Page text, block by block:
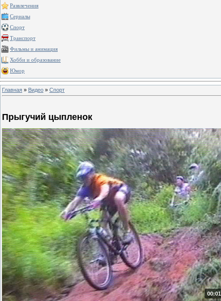
Развлечения
Сериалы
Спорт
Транспорт
Фильмы и анимация
Хобби и образование
Юмор
Главная » Видео » Спорт
Прыгучий цыпленок